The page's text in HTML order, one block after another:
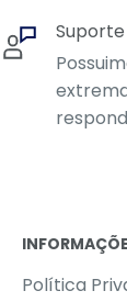
Política